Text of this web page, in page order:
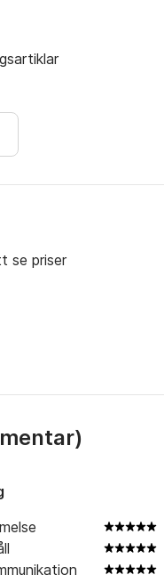
med föregående
dag som du
oss.
se priser
)